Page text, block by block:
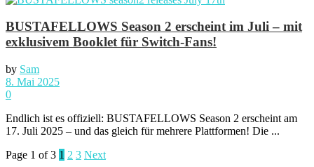
BUSTAFELLOWS Season 2 erscheint im Juli – mit
exklusivem Booklet für Switch-Fans!
by Sam
8. Mai 2025
0
Endlich ist es offiziell: BUSTAFELLOWS Season 2 erscheint am
17. Juli 2025 – und das gleich für mehrere Plattformen! Die ...
Page 1 of 3 1 2 3 Next